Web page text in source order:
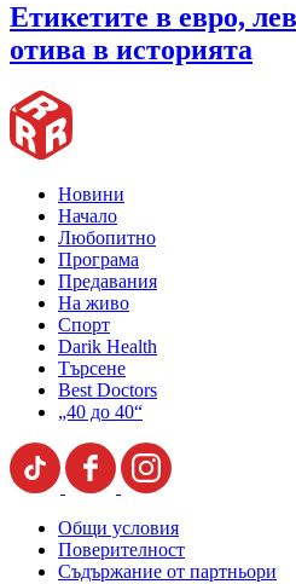
Етикетите в евро,
отива в историята
Новини
Начало
Любопитно
Програма
Предавания
На живо
Спорт
Darik Health
Търсене
Best Doctors
„40 до 40“
Общи условия
Поверителност
Съдържание от партньори